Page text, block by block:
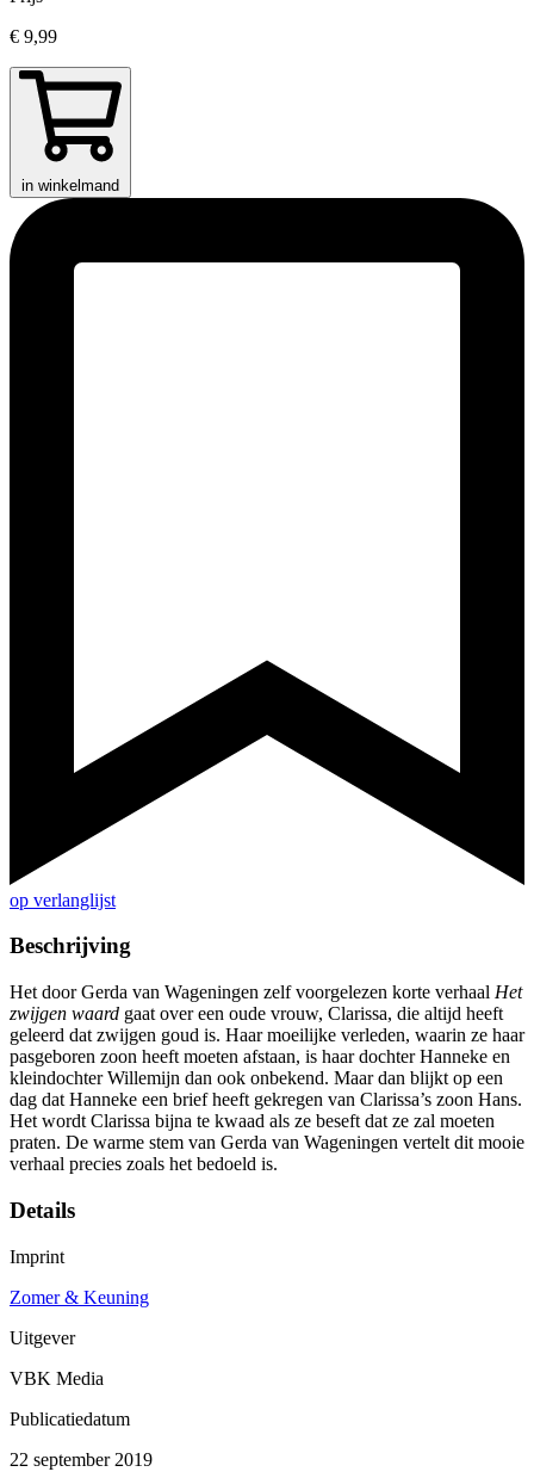
€ 9,99
in winkelmand
op verlanglijst
Beschrijving
Het door Gerda van Wageningen zelf voorgelezen korte verhaal Het
zwijgen waard gaat over een oude vrouw, Clarissa, die altijd heeft
geleerd dat zwijgen goud is. Haar moeilijke verleden, waarin ze haar
pasgeboren zoon heeft moeten afstaan, is haar dochter Hanneke en
kleindochter Willemijn dan ook onbekend. Maar dan blijkt op een
dag dat Hanneke een brief heeft gekregen van Clarissa’s zoon Hans.
Het wordt Clarissa bijna te kwaad als ze beseft dat ze zal moeten
praten. De warme stem van Gerda van Wageningen vertelt dit mooie
verhaal precies zoals het bedoeld is.
Details
Imprint
Zomer & Keuning
Uitgever
VBK Media
Publicatiedatum
22 september 2019